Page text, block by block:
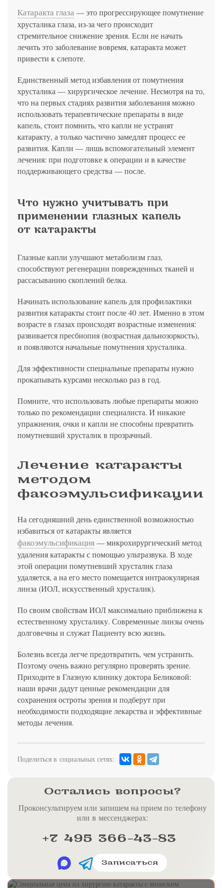
Катаракта глаза — это прогрессирующее помутнение
хрусталика глаза, из-за чего происходит
стремительное снижение зрения. Если не начать
лечить это заболевание вовремя, катаракта может
привести к слепоте.
Единственный метод избавления от помутнения
хрусталика — хирургическое лечение. Несмотря на то,
что на первых стадиях развития заболевания можно
использовать терапевтические препараты в виде
капель, стоит помнить, что капли не устранят
катаракту, а только частично замедлят процесс ее
развития. Капли — лишь вспомогательный элемент
лечения: при подготовке к операции и в качестве
поддерживающего средства — после.
Что нужно учитывать при
применении глазных капель
от катаракты
Глазные капли улучшают метаболизм глаз,
способствуют регенерации поврежденных тканей и
рассасыванию скоплений белка.
Начинать использование капель для профилактики
развития катаракты стоит после 40 лет. Именно в этом
возрасте в глазах происходят возрастные изменения:
развивается пресбиопия (возрастная дальнозоркость),
и появляются начальные помутнения хрусталика.
Для эффективности специальные препараты нужно
прокапывать курсами несколько раз в год.
Помните, что использовать любые препараты можно
только по рекомендации специалиста. И никакие
упражнения, очки и капли не способны превратить
помутневший хрусталик в прозрачный.
Лечение катаракты
методом
факоэмульсификации
На сегодняшний день единственной возможностью
избавиться от катаракты является
факоэмульсификация— микрохирургический метод
удаления катаракты с помощью ультразвука. В ходе
этой операции помутневший хрусталик глаза
удаляется, а на его место помещается интраокулярная
линза (ИОЛ, искусственный хрусталик).
По своим свойствам ИОЛ максимально приближена к
естественному хрусталику. Современные линзы очень
долговечны и служат Пациенту всю жизнь.
Болезнь всегда легче предотвратить, чем устранить.
Поэтому очень важно регулярно проверять зрение.
Приходите в Глазную клинику доктора Беликовой:
наши врачи дадут ценные рекомендации для
сохранения остроты зрения и подберут при
необходимости подходящие лекарства и эффективные
методы лечения.
Поделиться в социальных сетях:
Остались вопросы?
Проконсультируем или запишем на прием по телефону
или в мессенджерах:
+7 495 366-43-83
Записаться
Яндекс Google 2GIS Zoon
ПроДокторов
Я соглашаюсь на получение рассылки в соответствии с ФЗ от
13.03.2006 №38-ФЗ на условиях и для целей, определенных
политикой конфиденциальности
Консультация и прием у профессора
Беликовой Е.И.
+7 991 098-78-29
Елена, персональный менеджер
политикой конфиденциальности
Отправить
13.03.2006 №38-ФЗ на условиях и для целей, определенных
политикой конфиденциальности
Отправить
Нажимая на кнопку «Отправить», вы даете согласие
на обработкуперсональных данных
Я соглашаюсь на получение рассылки в соответствии с ФЗ от
13.03.2006 №38-ФЗ на условиях и для целей, определенных
политикой конфиденциальности
Отправить